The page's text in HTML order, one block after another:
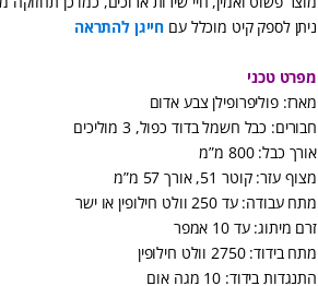
ניתן לספק קיט מוכלל עם חייגן להתראה
מפרט טכני
מארז: פוליפרופילן צבע אדום
חבורים: כבל חשמל בדוד כפול, 3 מוליכים
אורך כבל: 800 מ”מ
מצוף עזר: קוטר 51, אורך 57 מ”מ
מתח עבודה: עד 250 וולט חילופין או ישר
זרם מיתוג: עד 10 אמפר
מתח בידוד: 2750 וולט חילופין
התנגדות בידוד: 10 מגה אום